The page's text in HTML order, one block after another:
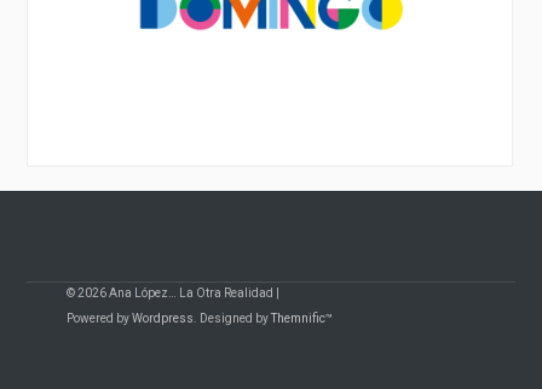
© 2026 Ana López… La Otra Realidad |
Powered byWordpress. Designed byThemnific™